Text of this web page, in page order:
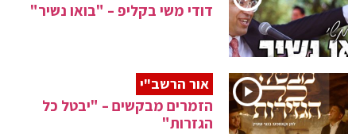
דודי משי בקליפ – "בואו נשיר"
אור הרשב"י
הזמרים מבקשים – "יבטל כל
הגזרות"